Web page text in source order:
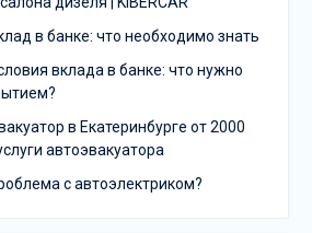
в банке: что необходимо знать
вклада в банке: что нужно
в Екатеринбурге от 2000
автоэвакуатора
с автоэлектриком?